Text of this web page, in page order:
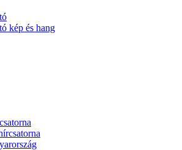
kép és hang